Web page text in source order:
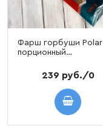
Фарш горбуши Polar
порционный
239 руб./0